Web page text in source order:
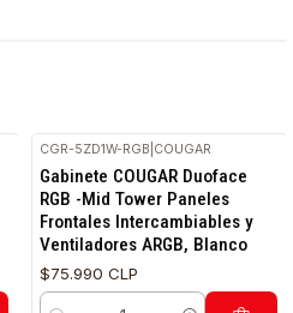
CGR-5ZD1W-RGB COUGAR
Gabinete COUGAR Duoface
RGB -Mid Tower Paneles
Frontales Intercambiables y
Ventiladores ARGB, Blanco
$75.990 CLP